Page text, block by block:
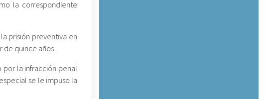
la correspondiente
prisión preventiva en
de quince años.
por la infracción penal
se le impuso la